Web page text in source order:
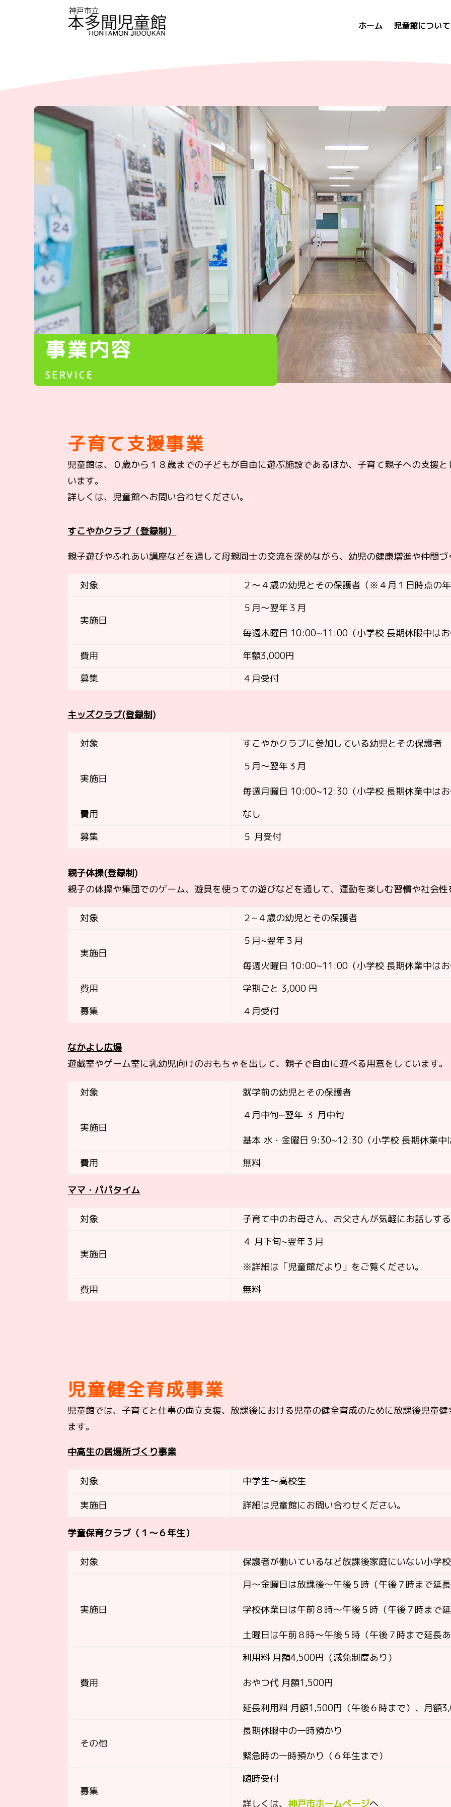
ホーム 児童館について
事業内容
SERVICE
子育て支援事業
児童館は、０歳から１８歳までの子どもが自由に遊ぶ施設であるほか、 子育て親子への支援
います。
詳しくは、児童館へお問い合わせください。
すこやかクラブ（登録制）
親子遊びやふれあい講座などを通して母親同士の交流を深めながら、幼児の健康増進や仲間
対象 ２～４歳の幼児とその保護者（※４月１日時点の
実施日
５月～翌年３月
毎週木曜日 10:00~11:00 （小学校 長期休暇中は
費用
年額3,000円
募集
４月受付
キッズクラブ(登録制)
対象 すこやかクラブに参加している幼児とその保護者
実施日
５月～翌年３月
毎週月曜日 10:00~12:30 （小学校 長期休業中は
費用
なし
募集
５ 月受付
親子体操(登録制)
親子の体操や集団でのゲーム、遊具を使っての遊びなどを通して、運動を楽しむ習慣や社会
対象 ２~４歳の幼児とその保護者
実施日
５月~翌年３月
毎週火曜日 10:00~11:00 （小学校 長期休業中は
費用
学期ごと 3,000 円
募集
４月受付
なかよし広場
遊戯室やゲーム室に乳幼児向けのおもちゃを出して、親子で自由に遊べる用意をしています。
対象 就学前の幼児とその保護者
実施日
４月中旬~翌年 ３ 月中旬
基本 水・金曜日 9:30~12:30（小学校 長期休業中
費用
無料
ママ・パパタイム
対象 子育て中のお母さん、お父さんが気軽にお話しす
実施日
４ 月下旬~翌年３月
※詳細は「児童館だより」をご覧ください。
費用
無料
児童健全育成事業
児童館では、子育てと仕事の両立支援、放課後における児童の健全育成のために放課後児童
ます。
中高生の居場所づくり事業
対象
中学生～高校生
実施日
詳細は児童館にお問い合わせください。
学童保育クラブ（１～６年生）
対象 保護者が働いているなど放課後家庭にいない小学
実施日
月～金曜日は放課後～午後５時（午後７時まで延
学校休業日は午前８時～午後５時（午後７時まで
土曜日は午前８時～午後５時（午後７時まで延長
費用
利用料 月額4,500円（減免制度あり）
おやつ代 月額1,500円
延長利用料 月額1,500円（午後６時まで）、月額
その他
長期休暇中の一時預かり
緊急時の一時預かり（６年生まで）
募集
随時受付
詳しくは、神戸市ホームページへ